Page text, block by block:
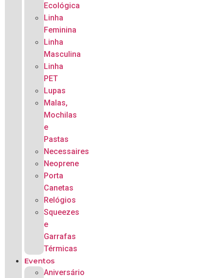
Ecológica
Linha
Feminina
Linha
Masculina
Linha
PET
Lupas
Malas,
Mochilas
e
Pastas
Necessaires
Neoprene
Porta
Canetas
Relógios
Squeezes
e
Garrafas
Térmicas
Eventos
Aniversário